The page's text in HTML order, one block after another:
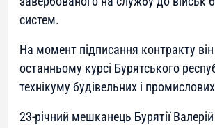
систем.
На момент підписання контракту
останньому курсі Бурятського
технікуму будівельних і
23-річний мешканець Бурятії